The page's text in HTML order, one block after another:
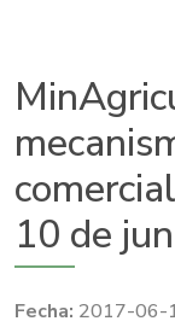
10 de
2017-06-